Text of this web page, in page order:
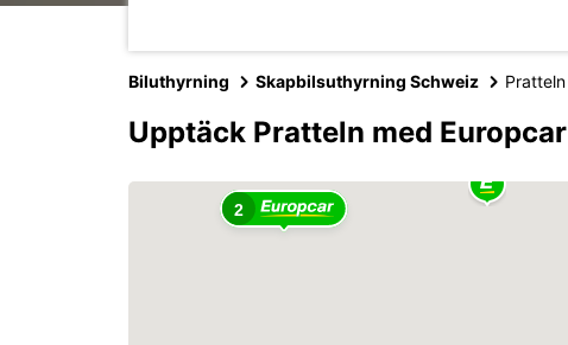
Biluthyrning Skapbilsuthyrning Schweiz Pratteln
Upptäck Pratteln med Europcar
2